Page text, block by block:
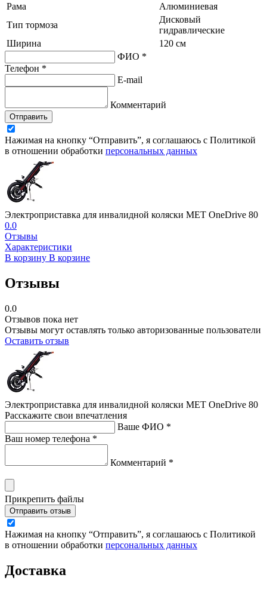
Рама
Алюминиевая
Тип тормоза
Дисковый
гидравлические
Ширина
120 см
ФИО *
Телефон *
E-mail
Комментарий
Отправить
Нажимая на кнопку “Отправить”, я соглашаюсь с Политикой
в отношении обработки персональных данных
Электроприставка для инвалидной коляски MET OneDrive 80
0.0
Отзывы
Характеристики
В корзину В корзине
Отзывы
0.0
Отзывов пока нет
Отзывы могут оставлять только авторизованные пользователи
Оставить отзыв
Электроприставка для инвалидной коляски MET OneDrive 80
Расскажите свои впечатления
Ваше ФИО *
Ваш номер телефона *
Комментарий *
Прикрепить файлы
Отправить отзыв
Нажимая на кнопку “Отправить”, я соглашаюсь с Политикой
в отношении обработки персональных данных
Доставка